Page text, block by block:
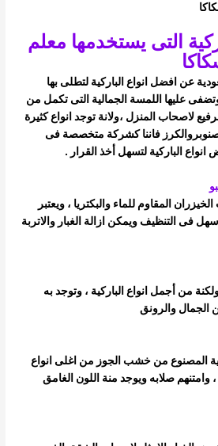
التى يستخدمها معلم
عن افضل انواع الباركية لتطلى بها
عليها اللمسة الجمالية التى تكمل من
لاصحاب المنزل ،ولانة توجد انواع كثيرة
فاننا كشركة متخصصة فى
الباركية لتسهل أخذ القرار .
المقاوم للماء والبكتريا ، ويعتبر
فى التنظيف ويمكن ازالة الغبار والاتربة
من أجمل انواع الباركية ، وتوجد به
الجمال والرونق
المصنوع من خشب الجوز من اغلى انواع
، وامتنهم صلابه ويوجد منة اللون الغامق